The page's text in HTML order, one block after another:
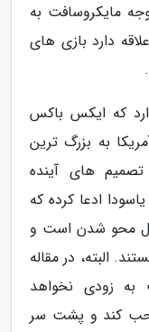
مایکروسافت به
دارد بازی های
که ایکس باکس
به بزرگ ترین
تصمیم های آینده
ادعا کرده که
محو شدن است و
البته، در مقاله
به زودی نخواهد
کند و پشت سر